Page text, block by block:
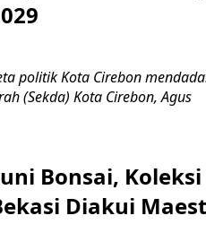
politik Kota Cirebon
(Sekda) Kota Cirebon, Agus
Bonsai, Koleksi
Diakui